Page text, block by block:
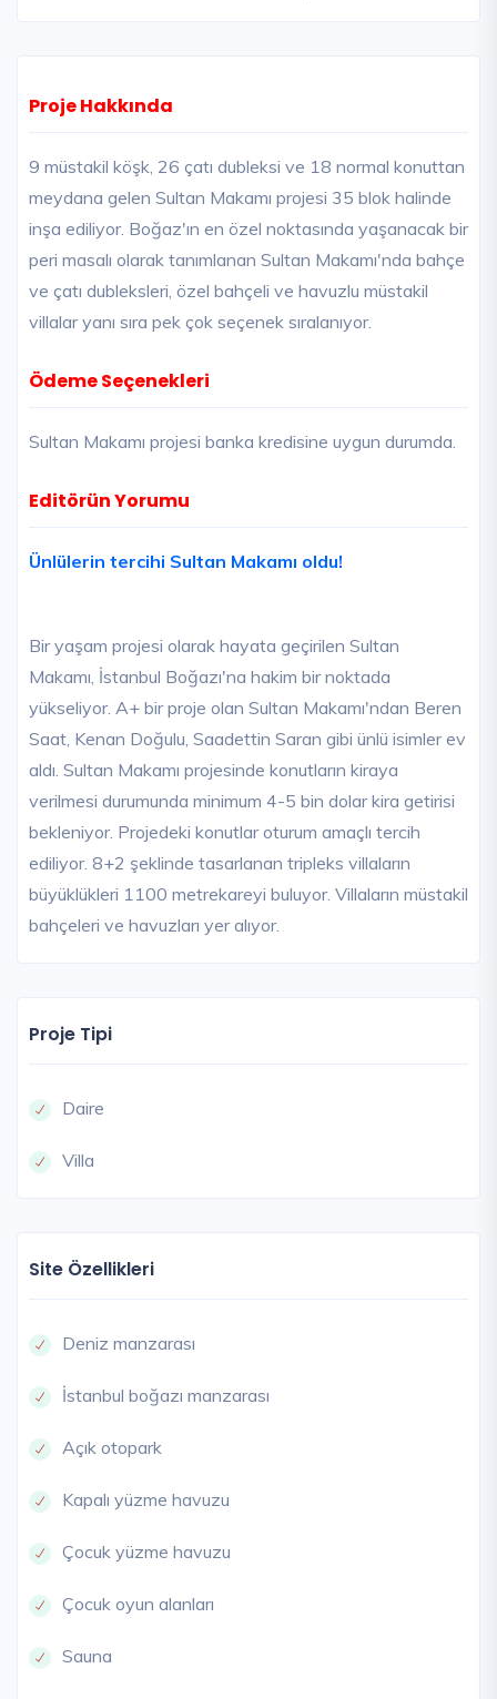
Proje Hakkında
9 müstakil köşk, 26 çatı dubleksi ve 18 normal konuttan
meydana gelen Sultan Makamı projesi 35 blok halinde
inşa ediliyor. Boğaz'ın en özel noktasında yaşanacak bir
peri masalı olarak tanımlanan Sultan Makamı'nda bahçe
ve çatı dubleksleri, özel bahçeli ve havuzlu müstakil
villalar yanı sıra pek çok seçenek sıralanıyor.
Ödeme Seçenekleri
Sultan Makamı projesi banka kredisine uygun durumda.
Editörün Yorumu
Ünlülerin tercihi Sultan Makamı oldu!
Bir yaşam projesi olarak hayata geçirilen Sultan
Makamı, İstanbul Boğazı'na hakim bir noktada
yükseliyor. A+ bir proje olan Sultan Makamı'ndan Beren
Saat, Kenan Doğulu, Saadettin Saran gibi ünlü isimler ev
aldı. Sultan Makamı projesinde konutların kiraya
verilmesi durumunda minimum 4-5 bin dolar kira getirisi
bekleniyor. Projedeki konutlar oturum amaçlı tercih
ediliyor. 8+2 şeklinde tasarlanan tripleks villaların
büyüklükleri 1100 metrekareyi buluyor. Villaların müstakil
bahçeleri ve havuzları yer alıyor.
Proje Tipi
Daire
Villa
Site Özellikleri
Deniz manzarası
İstanbul boğazı manzarası
Açık otopark
Kapalı yüzme havuzu
Çocuk yüzme havuzu
Çocuk oyun alanları
Sauna